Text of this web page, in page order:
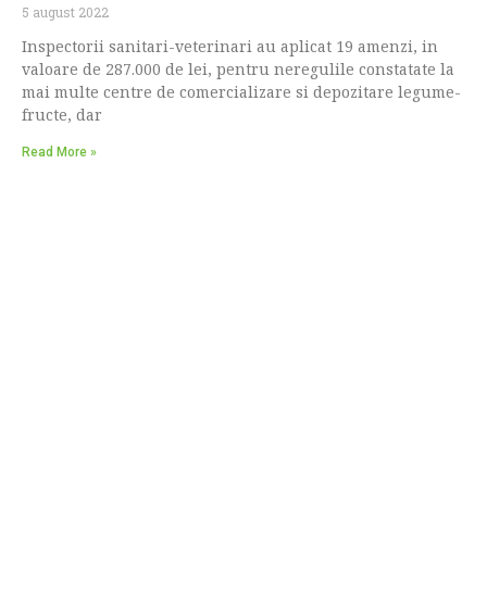
5 august 2022
Inspectorii sanitari-veterinari au aplicat 19 amenzi, in
valoare de 287.000 de lei, pentru neregulile constatate la
mai multe centre de comercializare si depozitare legume-
fructe, dar
Read More »